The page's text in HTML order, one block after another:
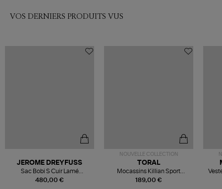
VOS DERNIERS PRODUITS VUS
480,00 €
JEROME DREYFUSS
Sac Bobi S Cuir Lamé
Champagne
NOUVELLE COLLECTION
189,00 €
TORAL
Mocassins Killian Sport
Mousse